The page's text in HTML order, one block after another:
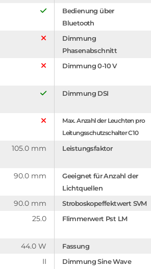
Bedienung über
Bluetooth
Dimmung
Phasenabschnitt
Dimmung 0-10 V
Dimmung DSI
Max. Anzahl der Leuchten pro
Leitungsschutzschalter C10
105.0 mm Leistungsfaktor
90.0 mm
Geeignet für Anzahl der
Lichtquellen
90.0 mm Stroboskopeffektwert SVM
25.0 Flimmerwert Pst LM
44.0 W Fassung
II
Dimmung Sine Wave